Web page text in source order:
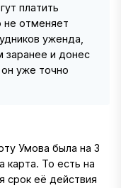
платить
отменяет
уженда,
заранее и донес
уже точно
Умова была на 3
карта. То есть на
срок её действия